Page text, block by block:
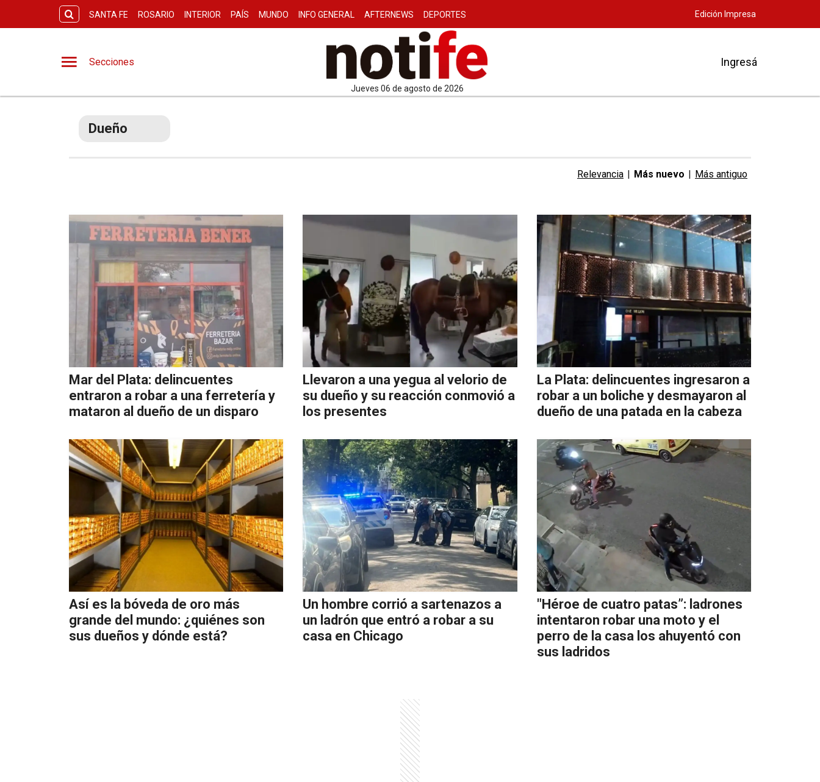
SANTA FE ROSARIO INTERIOR PAÍS MUNDO INFO GENERAL AFTERNEWS DEPORTES Edición Impresa
Secciones
jueves 06 de agosto de 2026
Ingresá
Dueño
Relevancia | Más nuevo | Más antiguo
Mar del Plata: delincuentes
entraron a robar a una ferretería y
mataron al dueño de un disparo
Llevaron a una yegua al velorio de
su dueño y su reacción conmovió a
los presentes
La Plata: delincuentes ingresaron a
robar a un boliche y desmayaron al
dueño de una patada en la cabeza
Así es la bóveda de oro más
grande del mundo: ¿quiénes son
sus dueños y dónde está?
Un hombre corrió a sartenazos a
un ladrón que entró a robar a su
casa en Chicago
"Héroe de cuatro patas”: ladrones
intentaron robar una moto y el
perro de la casa los ahuyentó con
sus ladridos